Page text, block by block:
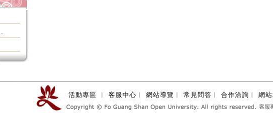
活動專區 ︱ 客服中心 ︱ 網站導覽 ︱ 常見問答 ︱ 合作洽詢 ︱ 網